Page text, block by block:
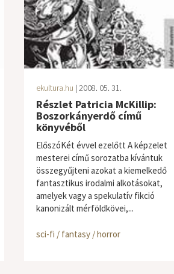
ekultura.hu | 2008. 05. 31.
Részlet Patricia McKillip:
Boszorkányerdő című
könyvéből
ElőszóKét évvel ezelőtt A képzelet
mesterei című sorozatba kívántuk
összegyűjteni azokat a kiemelkedő
fantasztikus irodalmi alkotásokat,
amelyek vagy a spekulatív fikció
kanonizált mérföldkövei,...
sci-fi / fantasy / horror